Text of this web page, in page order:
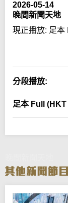
2026-05-14
晚間新聞天地
現正播放: 足本
分段播放:
足本 Full